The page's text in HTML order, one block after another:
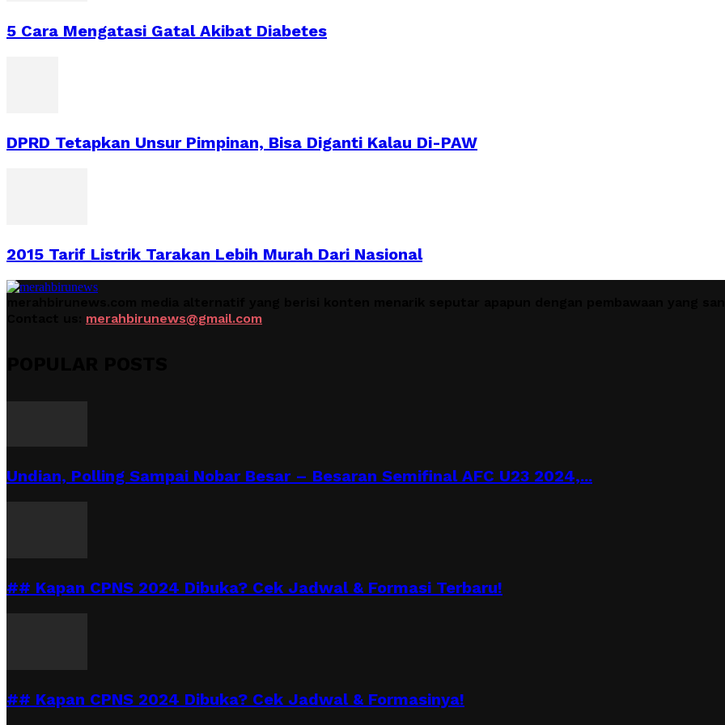
5 Cara Mengatasi Gatal Akibat Diabetes
DPRD Tetapkan Unsur Pimpinan, Bisa Diganti Kalau Di-PAW
2015 Tarif Listrik Tarakan Lebih Murah Dari Nasional
merahbirunews@gmail.com
Undian, Polling Sampai Nobar Besar – Besaran Semifinal AFC U23 2024,...
## Kapan CPNS 2024 Dibuka? Cek Jadwal & Formasi Terbaru!
## Kapan CPNS 2024 Dibuka? Cek Jadwal & Formasinya!